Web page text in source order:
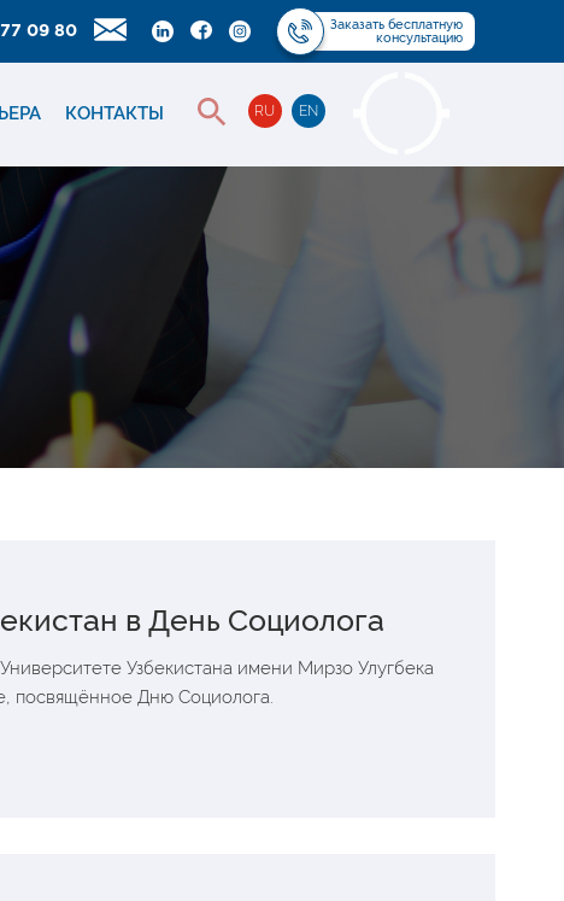
09 80 Заказать бесплатную
консультацию
КОНТАКТЫ RU EN
в День Социолога
Узбекистана имени Мирзо Улугбека
посвящённое Дню Социолога.